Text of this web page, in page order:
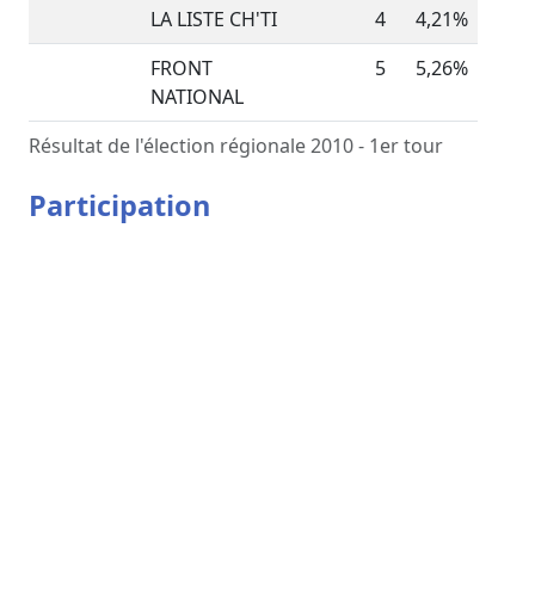
Résultat de l'élection régionale 2010 - 1er tour
LA LISTE CH'TI 4
4,21%
FRONT
NATIONAL
5 5,26%
Participation